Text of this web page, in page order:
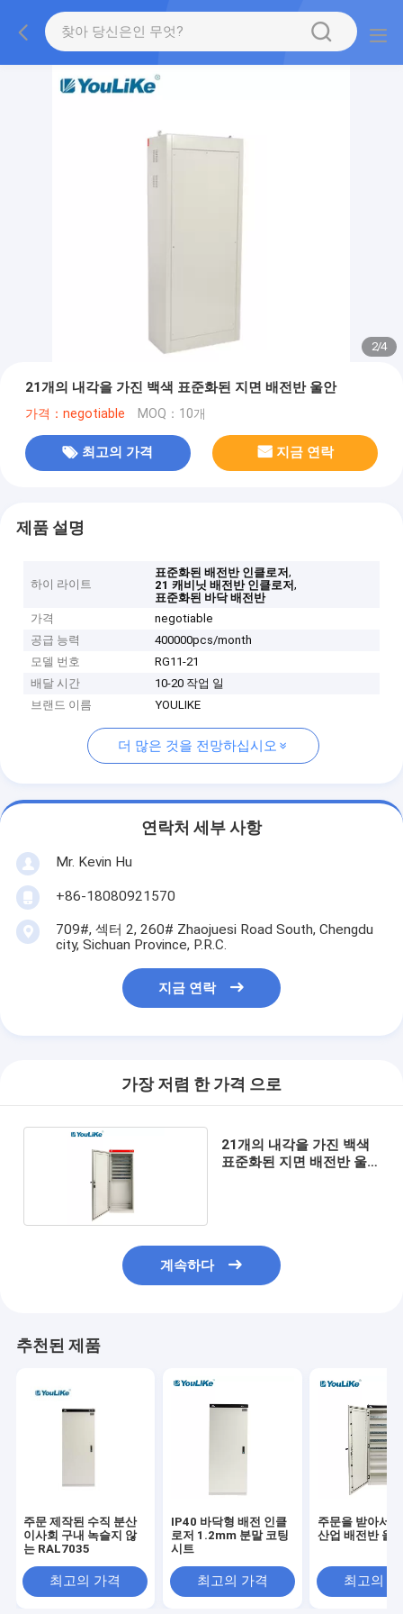
2/4
21개의 내각을 가진 백색 표준화된 지면 배전반 울안
가격：negotiable MOQ：10개
최고의 가격 지금 연락
제품 설명
하이 라이트
표준화된 배전반 인클로저,
21 캐비닛 배전반 인클로저,
표준화된 바닥 배전반
가격
negotiable
공급 능력
400000pcs/month
모델 번호
RG11-21
배달 시간
10-20 작업 일
브랜드 이름
YOULIKE
더 많은 것을 전망하십시오
연락처 세부 사항
Mr. Kevin Hu
+86-18080921570
709#, 섹터 2, 260# Zhaojuesi Road South, Chengdu
city, Sichuan Province, P.R.C.
지금 연락
가장 저렴 한 가격 으로
21개의 내각을 가진 백색
표준화된 지면 배전반 울
계속하다
추천된 제품
주문 제작된 수직 분산
이사회 구내 녹슬지 않
는 RAL7035
최고의 가격
IP40 바닥형 배전 인클
로저 1.2mm 분말 코팅
시트
최고의 가격
주문을 받아서
산업 배전반 울
최고의